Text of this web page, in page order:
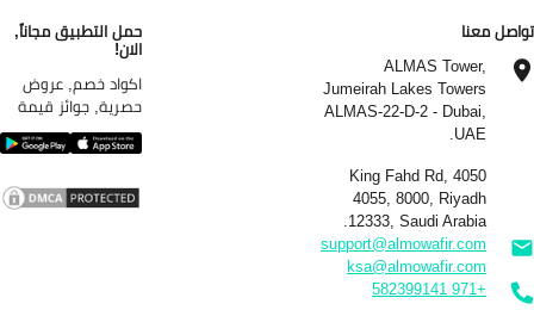
معنا
ALMAS Tower,
Jumeirah Lakes Towers
ALMAS-22-D-2 - Dubai,
UAE.
4050 King Fahd Rd,
4055, 8000, Riyadh
12333, Saudi Arabia.
support@almowafir.com
ksa@almowafir.com
حمل التطبيق مجاناً,
الان!
اكواد خصم, عروض
حصرية, جوائز قيمة